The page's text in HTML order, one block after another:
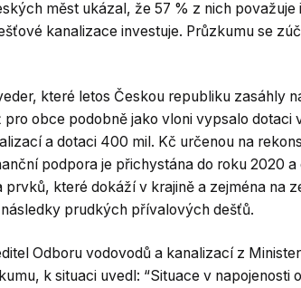
měst ukázal, že 57 % z nich
kanalizace investuje. Průzkumu se
které letos Českou republiku zasáhly
pro obce podobně jako vloni vypsalo dotaci
a dotaci 400 mil. Kč určenou na
podpora je přichystána do roku 2020
které dokáží v krajině a zejména na
prudkých přívalových dešťů.
Odboru vodovodů a kanalizací z
k situaci uvedl: “Situace v napojenosti